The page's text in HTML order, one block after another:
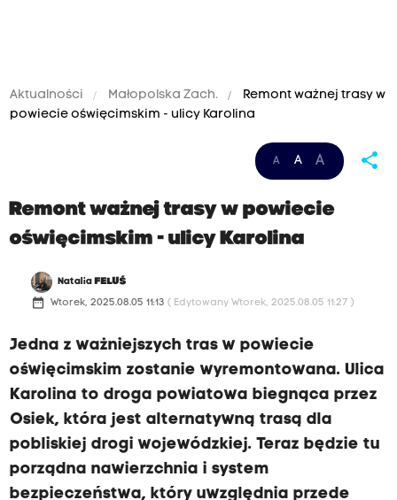
Aktualności Małopolska Zach.
Remont ważnej trasy w
powiecie oświęcimskim - ulicy Karolina
A A A share
Remont ważnej trasy w powiecie
oświęcimskim - ulicy Karolina
Natalia FELUŚ
date_range Wtorek, 2025.08.05 11:13 ( Edytowany Wtorek, 2025.08.05 11:27 )
Jedna z ważniejszych tras w powiecie
oświęcimskim zostanie wyremontowana. Ulica
Karolina to droga powiatowa biegnąca przez
Osiek, która jest alternatywną trasą dla
pobliskiej drogi wojewódzkiej. Teraz będzie tu
porządna nawierzchnia i system
bezpieczeństwa, który uwzględnia przede